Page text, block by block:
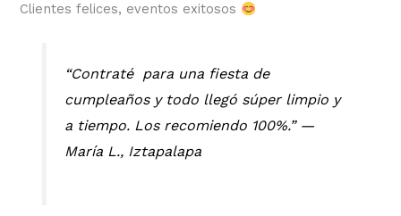
Clientes felices, eventos exitosos
“Contraté para una fiesta de
cumpleaños y todo llegó súper limpio y
a tiempo. Los recomiendo 100%.” —
María L., Iztapalapa